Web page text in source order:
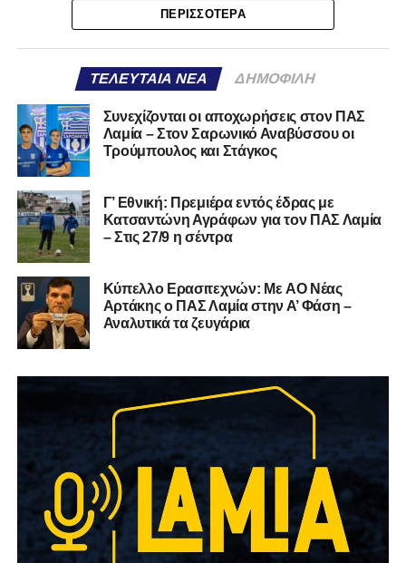
ΠΕΡΙΣΣΌΤΕΡΑ
ΤΕΛΕΥΤΑΊΑ ΝΈΑ ΔΗΜΟΦΙΛΉ
Συνεχίζονται οι αποχωρήσεις στον ΠΑΣ
Λαμία – Στον Σαρωνικό Αναβύσσου οι
Τρούμπουλος και Στάγκος
Γ’ Εθνική: Πρεμιέρα εντός έδρας με
Κατσαντώνη Αγράφων για τον ΠΑΣ Λαμία
– Στις 27/9 η σέντρα
Kύπελλο Ερασιτεχνών: Με AO Nέας
Αρτάκης ο ΠΑΣ Λαμία στην Α’ Φάση –
Αναλυτικά τα ζευγάρια